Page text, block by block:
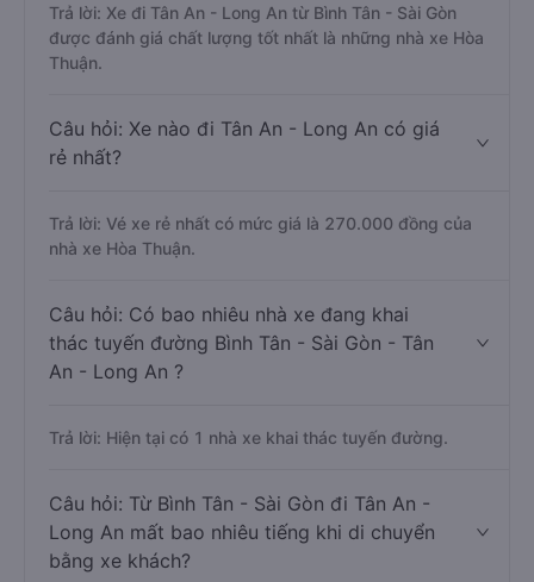
Trả lời: Xe đi Tân An - Long An từ Bình Tân - Sài Gòn
được đánh giá chất lượng tốt nhất là những nhà xe Hòa
Thuận.
Câu hỏi: Xe nào đi Tân An - Long An có giá
rẻ nhất?
Trả lời: Vé xe rẻ nhất có mức giá là 270.000 đồng của
nhà xe Hòa Thuận.
Câu hỏi: Có bao nhiêu nhà xe đang khai
thác tuyến đường Bình Tân - Sài Gòn - Tân
An - Long An ?
Trả lời: Hiện tại có 1 nhà xe khai thác tuyến đường.
Câu hỏi: Từ Bình Tân - Sài Gòn đi Tân An -
Long An mất bao nhiêu tiếng khi di chuyển
bằng xe khách?